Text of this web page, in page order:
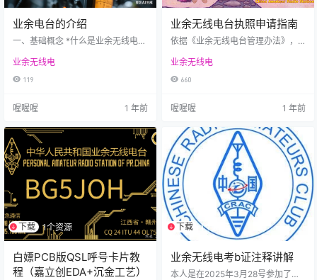
业余电台的介绍
一、基础概念 *什么是业余无线电
准，由业余无线电爱好者设置使
用，用于非商业性通信（如技术交
流、应急救灾等）的电台。 *为什么
台；业余无线电台业余吗？ 1. 为何
余无线电台”是无线电台的一种，“业
余”明确其主体为持证爱好者，用途
限于非商业性技术交流、应急通信
等，与商业、专业电台（如广播、
军事电台）在使用…
业余无线电
119
喔喔喔 1 年前
业余无线电台执照申请指南
依据《业余无线电台管理办法》，
照申请的详细指南。 一、申请条件
1. 熟悉无线电管理规定，如《中华人
民共和国无线电管理条例》《业余
家无线电管理机构规定的操作技术
力证书。 3. 无线电发射设备符合国
家相关技术标准，使用依法取得型
号核准的设备（型号核准证载明的
频率范围包含业余业务频段）；或
使用自制、改装、拼…
业余无线电
660
喔喔喔 1 年前
下载 1个资源
白嫖PCB版QSL呼号卡片教
程（嘉立创EDA+沉金工艺）
下载 1个资源
业余无线电考b证注释讲解
本人是在2025年3月28号参加了南